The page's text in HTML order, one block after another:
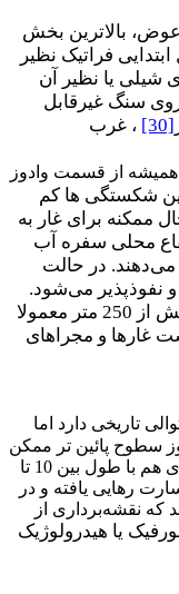
بالاترین بخش
فراتیک نظیر
شیلی یا نظیر آن
سنگ غیرقابل
[30] ، غرب
همیشه از قسمت وادوز
شکستگی ها کم
ممکنه برای غار به
محلی سفره آب
می‌دهند. در حالت
نفوذپذیر می‌شود.
اینجا احتمالا مناطق مجاور سفره آب(فراتیک) در عمق بیشتر از 1000 متر در برخی از غار های حالت اول وجود دارد. لوپ های منفرد بزرگتر با عمق بیش از 250 متر معمولا
غارها و مجراهای
تاریخی دارد اما
سطوح پائین تر ممکن
است ساختار ساده ای در زیر مجراهای قدیمی‌تر داشته باشد. هرجایی که سفره آب یا مناطق مجاور سفره آب توسعه یافته باشد چشمه های جدید، پهلو به پهلوی هم با طول بین 10 تا
رهایی یافته و در
نقشه‌برداری از
های ژئومورفیک یا هیدرولوژیک